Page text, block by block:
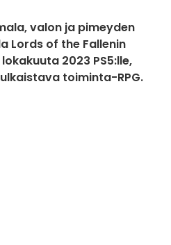
valon ja pimeyden
Lords of the Fallenin
2023 PS5:lle,
toiminta-RPG.